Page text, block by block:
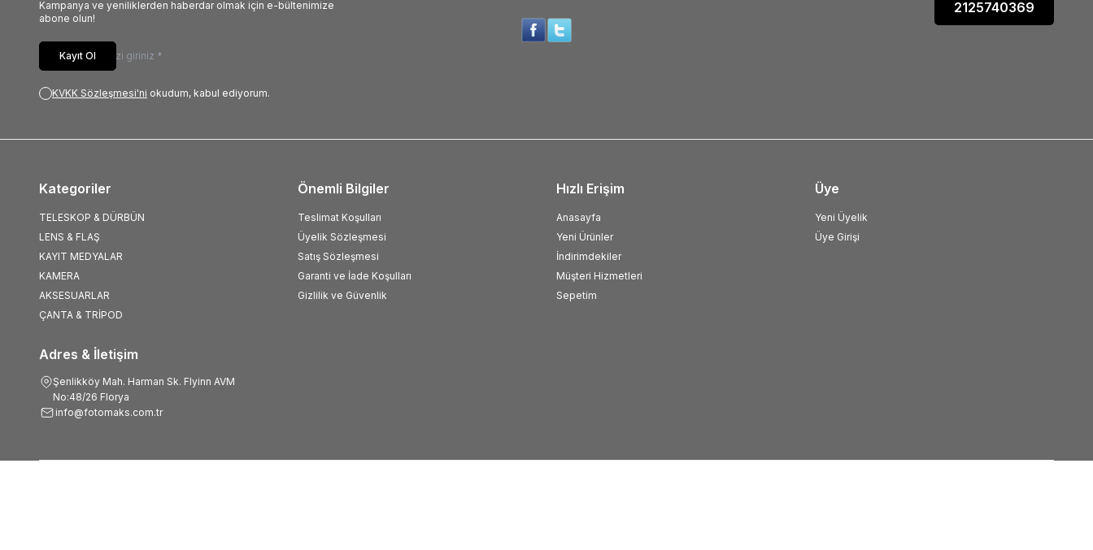
Kampanya ve yeniliklerden haberdar olmak için e-bültenimize
abone olun!
Kayıt Ol
KVKK Sözleşmesi'ni okudum, kabul ediyorum.
2125740369
Adres & İletişim
Şenlikköy Mah. Harman Sk. Flyinn AVM
No:48/26 Florya
info@fotomaks.com.tr
Kategoriler
TELESKOP & DÜRBÜN
LENS & FLAŞ
KAYIT MEDYALAR
KAMERA
AKSESUARLAR
ÇANTA & TRİPOD
Önemli Bilgiler
Teslimat Koşulları
Üyelik Sözleşmesi
Satış Sözleşmesi
Garanti ve İade Koşulları
Gizlilik ve Güvenlik
Hızlı Erişim
Anasayfa
Yeni Ürünler
İndirimdekiler
Müşteri Hizmetleri
Sepetim
Üye
Yeni Üyelik
Üye Girişi